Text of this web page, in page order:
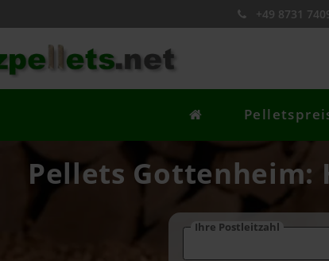
+49 8731
Pellets
Ihre Postleitzahl